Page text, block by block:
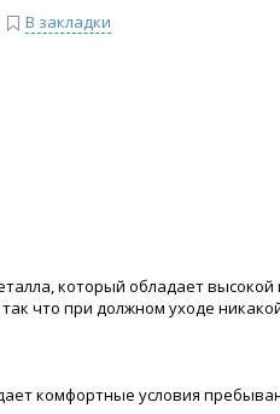
В закладки
который обладает
что при должном уходе
комфортные условия